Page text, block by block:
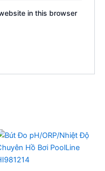
in this browser